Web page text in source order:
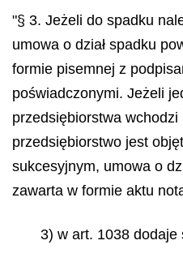
"§ 3. Jeżeli do spadku
umowa o dział spadku
formie pisemnej z
poświadczonymi. Jeżeli
przedsiębiorstwa
przedsiębiorstwo jest
sukcesyjnym, umowa o
zawarta w formie aktu
3) w art. 1038 dodaje